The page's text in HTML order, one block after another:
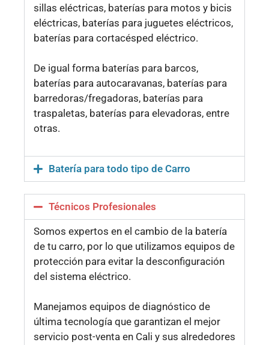
sillas eléctricas, baterías para motos y bicis
eléctricas, baterías para juguetes eléctricos,
baterías para cortacésped eléctrico.
De igual forma baterías para barcos,
baterías para autocaravanas, baterías para
barredoras/fregadoras, baterías para
traspaletas, baterías para elevadoras, entre
otras.
Batería para todo tipo de Carro
Técnicos Profesionales
Somos expertos en el cambio de la batería
de tu carro, por lo que utilizamos equipos de
protección para evitar la desconfiguración
del sistema eléctrico.
Manejamos equipos de diagnóstico de
última tecnología que garantizan el mejor
servicio post-venta en Cali y sus alrededores